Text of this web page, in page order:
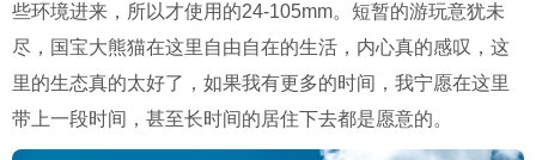
些环境进来，所以才使用的24-105mm。短暂的游玩意犹未
尽，国宝大熊猫在这里自由自在的生活，内心真的感叹，这
里的生态真的太好了，如果我有更多的时间，我宁愿在这里
带上一段时间，甚至长时间的居住下去都是愿意的。